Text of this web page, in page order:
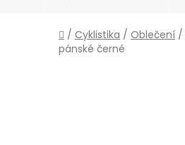
Domů
/ Cyklistika / Oblečení /
pánské černé